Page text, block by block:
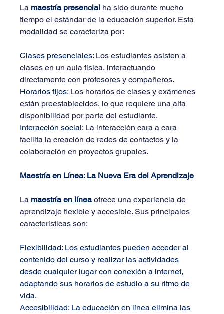
La maestría presencial ha sido durante mucho
tiempo el estándar de la educación superior. Esta
modalidad se caracteriza por:
Clases presenciales: Los estudiantes asisten a
clases en un aula física, interactuando
directamente con profesores y compañeros.
Horarios fijos: Los horarios de clases y exámenes
están preestablecidos, lo que requiere una alta
disponibilidad por parte del estudiante.
Interacción social: La interacción cara a cara
facilita la creación de redes de contactos y la
colaboración en proyectos grupales.
Maestría en Línea: La Nueva Era del Aprendizaje
La maestría en línea ofrece una experiencia de
aprendizaje flexible y accesible. Sus principales
características son:
Flexibilidad: Los estudiantes pueden acceder al
contenido del curso y realizar las actividades
desde cualquier lugar con conexión a internet,
adaptando sus horarios de estudio a su ritmo de
vida.
Accesibilidad: La educación en línea elimina las